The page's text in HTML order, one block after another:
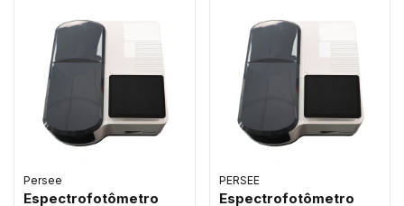
Persee
Espectrofotômetro
PERSEE
Espectrofotômetro